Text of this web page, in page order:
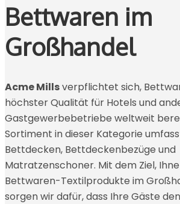
Bettwaren im
Großhandel
Acme Millsverpflichtet sich,
höchster Qualität für Hotels und
Gastgewerbebetriebe weltweit
Sortiment in dieser Kategorie
Bettdecken, Bettdeckenbezüge und
Matratzenschoner. Mit dem Ziel,
Bettwaren-Textilprodukte im
sorgen wir dafür, dass Ihre Gäste